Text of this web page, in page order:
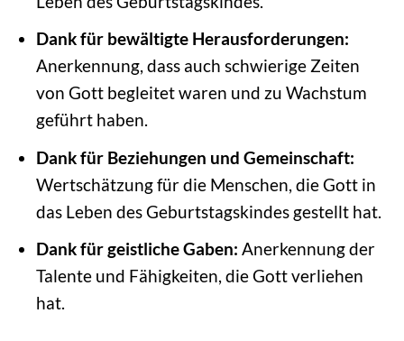
Dank für bewältigte Herausforderungen:
Anerkennung, dass auch schwierige Zeiten
von Gott begleitet waren und zu Wachstum
geführt haben.
Dank für Beziehungen und Gemeinschaft:
Wertschätzung für die Menschen, die Gott in
das Leben des Geburtstagskindes gestellt hat.
Dank für geistliche Gaben: Anerkennung der
Talente und Fähigkeiten, die Gott verliehen
hat.